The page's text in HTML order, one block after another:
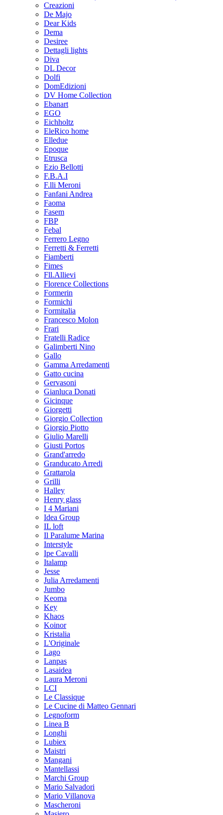
Creazioni
De Majo
Dear Kids
Dema
Desiree
Dettagli lights
Diva
DL Decor
Dolfi
DomEdizioni
DV Home Collection
Ebanart
EGO
Eichholtz
EleRico home
Elledue
Epoque
Etrusca
Ezio Bellotti
F.B.A.I
F.lli Meroni
Fanfani Andrea
Faoma
Fasem
FBP
Febal
Ferrero Legno
Ferretti & Ferretti
Fiamberti
Fimes
Fll.Allievi
Florence Collections
Formerin
Formichi
Formitalia
Francesco Molon
Frari
Fratelli Radice
Galimberti Nino
Gallo
Gamma Arredamenti
Gatto cucina
Gervasoni
Gianluca Donati
Gicinque
Giorgetti
Giorgio Collection
Giorgio Piotto
Giulio Marelli
Giusti Portos
Grand'arredo
Granducato Arredi
Grattarola
Grilli
Halley
Henry glass
I 4 Mariani
Idea Group
IL loft
Il Paralume Marina
Interstyle
Ipe Cavalli
Italamp
Jesse
Julia Arredamenti
Jumbo
Keoma
Key
Khaos
Koinor
Kristalia
L'Originale
Lago
Lanpas
Lasaidea
Laura Meroni
LCI
Le Classique
Le Cucine di Matteo Gennari
Legnoform
Linea B
Longhi
Lubiex
Maistri
Mangani
Mantellassi
Marchi Group
Mario Salvadori
Mario Villanova
Mascheroni